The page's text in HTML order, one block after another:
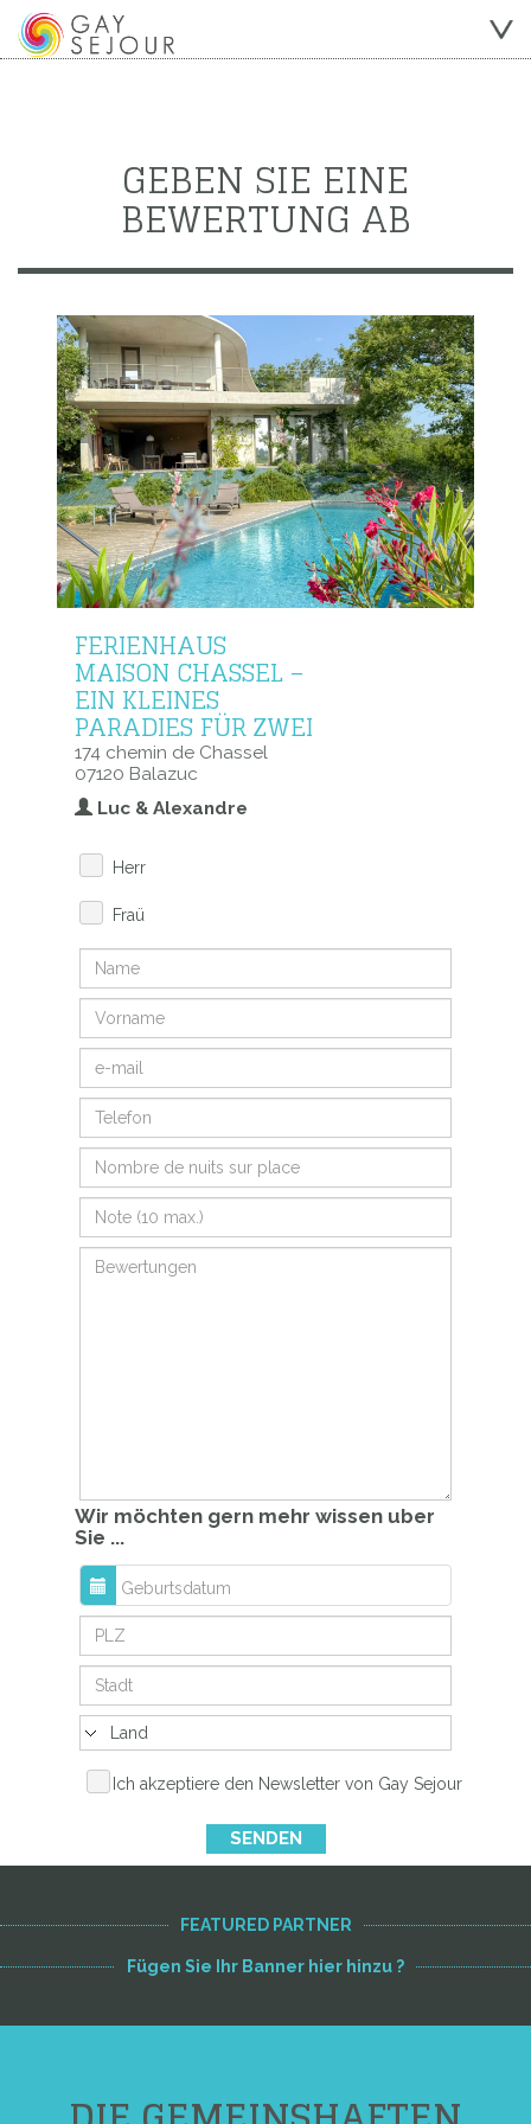
GEBEN SIE EINE
BEWERTUNG AB
FERIENHAUS
MAISON CHASSEL –
EIN KLEINES
PARADIES FÜR ZWEI
174 chemin de Chassel
07120 Balazuc
Luc & Alexandre
Herr
Fraü
Wir möchten gern mehr wissen uber
Sie ...
Ich akzeptiere den Newsletter von Gay Sejour
SENDEN
FEATURED PARTNER
Fügen Sie Ihr Banner hier hinzu ?